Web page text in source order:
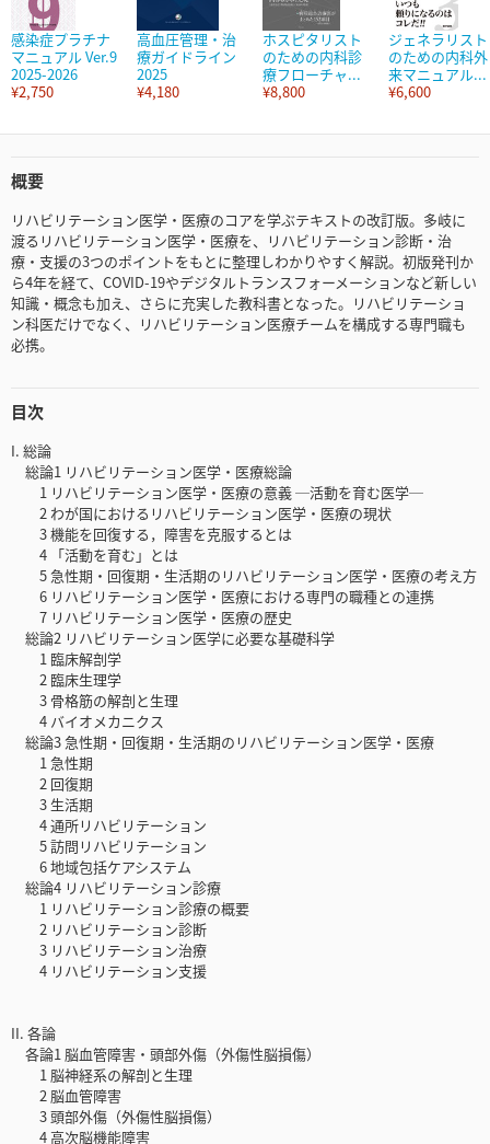
感染症プラチナ
マニュアル Ver.9
2025-2026
¥2,750
高血圧管理・治
療ガイドライン
2025
¥4,180
ホスピタリスト
のための内科診
療フローチャ...
¥8,800
ジェネラリスト
のための内科外
来マニュアル...
¥6,600
概要
リハビリテーション医学・医療のコアを学ぶテキストの改訂版。多岐に
渡るリハビリテーション医学・医療を、リハビリテーション診断・治
療・支援の3つのポイントをもとに整理しわかりやすく解説。初版発刊か
ら4年を経て、COVID-19やデジタルトランスフォーメーションなど新しい
知識・概念も加え、さらに充実した教科書となった。リハビリテーショ
ン科医だけでなく、リハビリテーション医療チームを構成する専門職も
必携。
目次
I. 総論
総論1 リハビリテーション医学・医療総論
1 リハビリテーション医学・医療の意義 ─活動を育む医学─
2 わが国におけるリハビリテーション医学・医療の現状
3 機能を回復する，障害を克服するとは
4 「活動を育む」とは
5 急性期・回復期・生活期のリハビリテーション医学・医療の考え方
6 リハビリテーション医学・医療における専門の職種との連携
7 リハビリテーション医学・医療の歴史
総論2 リハビリテーション医学に必要な基礎科学
1 臨床解剖学
2 臨床生理学
3 骨格筋の解剖と生理
4 バイオメカニクス
総論3 急性期・回復期・生活期のリハビリテーション医学・医療
1 急性期
2 回復期
3 生活期
4 通所リハビリテーション
5 訪問リハビリテーション
6 地域包括ケアシステム
総論4 リハビリテーション診療
1 リハビリテーション診療の概要
2 リハビリテーション診断
3 リハビリテーション治療
4 リハビリテーション支援
II. 各論
各論1 脳血管障害・頭部外傷（外傷性脳損傷）
1 脳神経系の解剖と生理
2 脳血管障害
3 頭部外傷（外傷性脳損傷）
4 高次脳機能障害